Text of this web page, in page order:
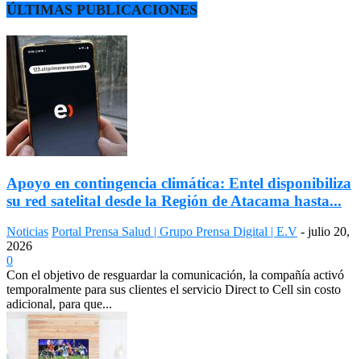
ÚLTIMAS PUBLICACIONES
Apoyo en contingencia climática: Entel disponibiliza
su red satelital desde la Región de Atacama hasta...
Noticias Portal Prensa Salud | Grupo Prensa Digital | E.V - julio 20,
2026
0
Con el objetivo de resguardar la comunicación, la compañía activó
temporalmente para sus clientes el servicio Direct to Cell sin costo
adicional, para que...